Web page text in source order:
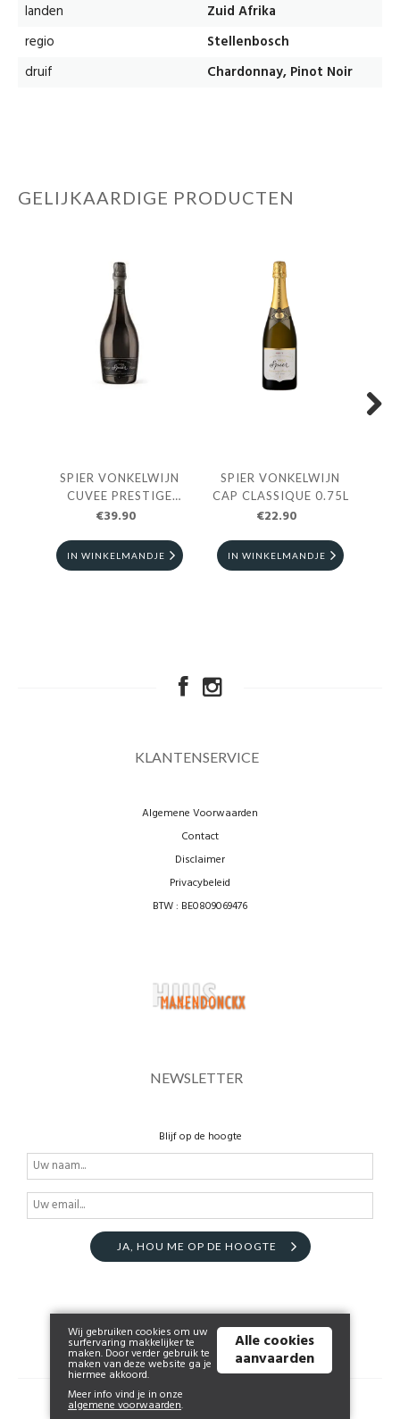
landen
Zuid Afrika
regio
Stellenbosch
druif
Chardonnay, Pinot Noir
GELIJKAARDIGE PRODUCTEN
SPIER VONKELWIJN
CUVEE PRESTIGE
0.75L
€39.90
IN WINKELMANDJE
SPIER VONKELWIJN
CAP CLASSIQUE 0.75L
€22.90
IN WINKELMANDJE
KLANTENSERVICE
Algemene Voorwaarden
Contact
Disclaimer
Privacybeleid
BTW : BE0809069476
NEWSLETTER
Blijf op de hoogte
JA, HOU ME OP DE HOOGTE
© 2026 www.huismanendonckx.be | Powered by
Wij gebruiken cookies om uw
surfervaring makkelijker te
maken. Door verder gebruik te
maken van deze website ga je
hiermee akkoord.
Meer info vind je in onze
algemene voorwaarden.
Alle cookies
aanvaarden